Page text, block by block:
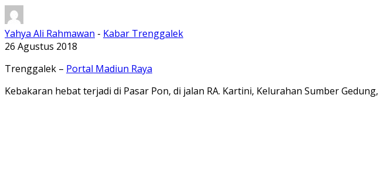
Yahya Ali Rahmawan - Kabar Trenggalek
26 Agustus 2018
Trenggalek – Portal Madiun Raya
Kebakaran hebat terjadi di Pasar Pon, di jalan RA. Kartini, Kelurahan Sumber